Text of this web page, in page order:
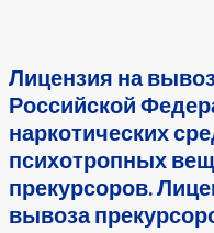
Лицензия на
Российской
наркотических
психотропных
прекурсоров.
вывоза